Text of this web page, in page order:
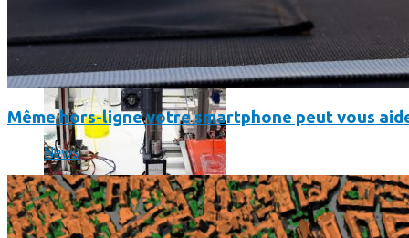
Même hors-ligne votre smartphone peut vous
News